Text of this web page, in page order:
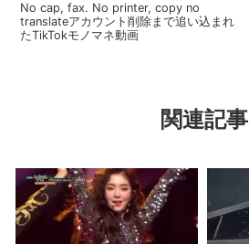
No cap, fax. No printer, copy no
translateアカウント削除まで追い込まれ
たTikTokモノマネ動画
関連記事